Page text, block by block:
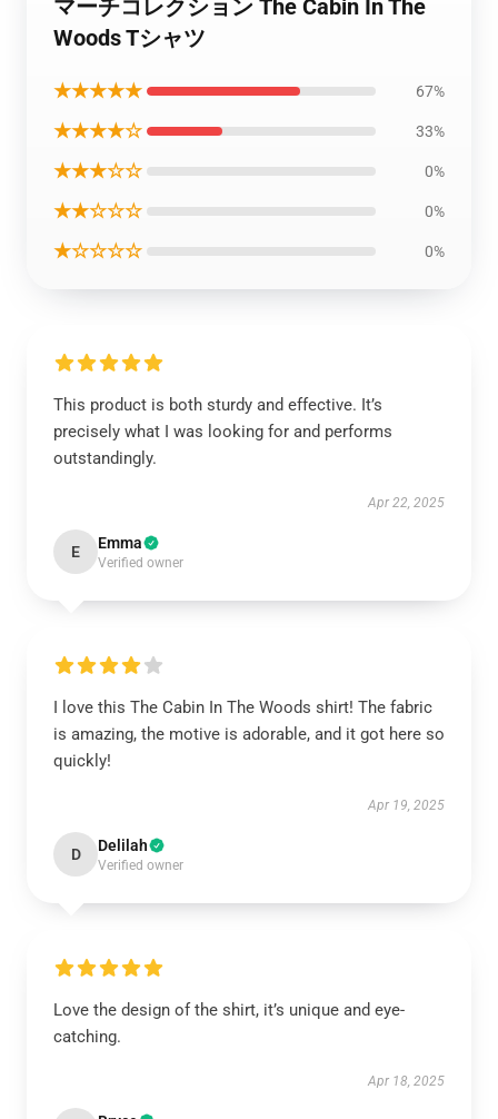
マーチコレクション The Cabin In The
Woods Tシャツ
★★★★★ 67%
★★★★☆ 33%
★★★☆☆ 0%
★★☆☆☆ 0%
★☆☆☆☆ 0%
This product is both sturdy and effective. It’s
precisely what I was looking for and performs
outstandingly.
Apr 22, 2025
E Emma
Verified owner
I love this The Cabin In The Woods shirt! The fabric
is amazing, the motive is adorable, and it got here so
quickly!
Apr 19, 2025
D Delilah
Verified owner
Love the design of the shirt, it’s unique and eye-
catching.
Apr 18, 2025